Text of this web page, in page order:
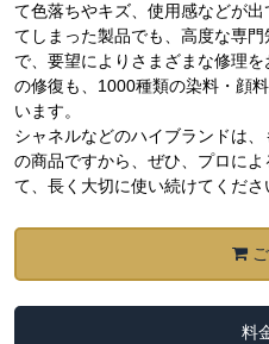
て色落ちやキズ、使用感などが
てしまった製品でも、高度な専
で、要望によりさまざまな修理
の修復も、1000種類の染料・顔
います。
シャネルなどのハイブランドは
の商品ですから、ぜひ、プロに
て、長く大切に使い続けてくださ
料